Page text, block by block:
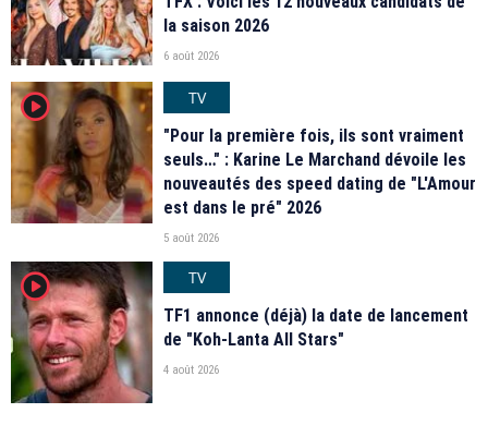
la saison 2026
6 août 2026
player2
TV
"Pour la première fois, ils sont vraiment
seuls…" : Karine Le Marchand dévoile les
nouveautés des speed dating de "L'Amour
est dans le pré" 2026
5 août 2026
player2
TV
TF1 annonce (déjà) la date de lancement
de "Koh-Lanta All Stars"
4 août 2026